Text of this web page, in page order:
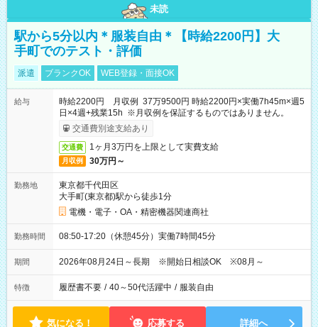
未読
駅から5分以内＊服装自由＊【時給2200円】大
手町でのテスト・評価
派遣 ブランクOK WEB登録・面接OK
給与
時給2200円 月収例 37万9500円 時給2200円×実働7h45m×週5
日×4週+残業15h ※月収例を保証するものではありません。
交通費別途支給あり
交通費 1ヶ月3万円を上限として実費支給
月収例 30万円～
勤務地
東京都千代田区
大手町(東京都)駅から徒歩1分
電機・電子・OA・精密機器関連商社
勤務時間 08:50-17:20（休憩45分）実働7時間45分
期間 2026年08月24日～長期 ※開始日相談OK ※08月～
特徴 履歴書不要 / 40～50代活躍中 / 服装自由
気になる！ 応募する 詳細へ